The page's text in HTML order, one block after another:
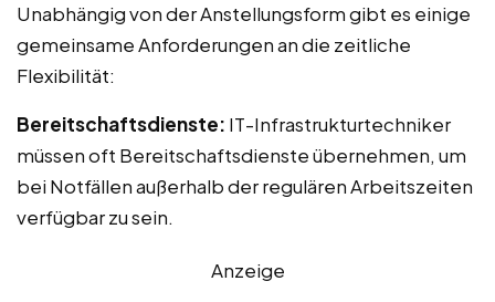
Unabhängig von der Anstellungsform gibt es einige
gemeinsame Anforderungen an die zeitliche
Flexibilität:
Bereitschaftsdienste: IT-Infrastrukturtechniker
müssen oft Bereitschaftsdienste übernehmen, um
bei Notfällen außerhalb der regulären Arbeitszeiten
verfügbar zu sein.
Anzeige